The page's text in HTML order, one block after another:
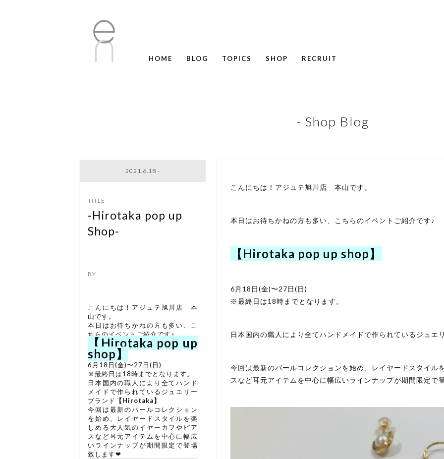
HOME BLOG
TOPICS
SHOP RECRUIT
- Shop Blog
2021.6.18 -
-Hirotaka pop up
Shop-
こんにちは！アジュテ旭川店 本山です。
本日はお待ちかねの方も多い、こちらのイベントご紹介です♪
【Hirotaka pop up shop】
6月18日(金)〜27日(日)
※最終日は18時までとなります。
日本国内の職人により全てハンドメイドで作られているジュエ
今回は最新のパールコレクションを始め、レイヤードスタイル
スなど耳元アイテムを中心に幅広いラインナップが期間限定で
こんにちは！アジュテ旭川店 本
山です。
本日はお待ちかねの方も多い、こ
ちらのイベントご紹介です♪
【Hirotaka pop up
shop】
6月18日(金)〜27日(日)
※最終日は18時までとなります。
日本国内の職人により全てハンド
メイドで作られているジュエリー
ブランド
【Hirotaka】
今回は最新のパールコレクション
を始め、レイヤードスタイルを楽
しめる大人気のイヤーカフやピア
スなど耳元アイテムを中心に幅広
いラインナップが期間限定で登場
致します❤︎